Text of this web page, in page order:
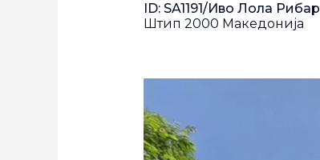
ID: SA1191/Иво Лола Рибар
Штип 2000 Македонија